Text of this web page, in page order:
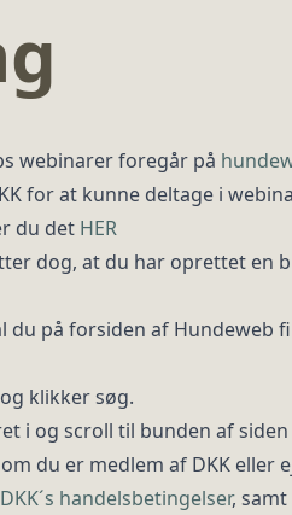
webinarer foregår på
for at kunne deltage i
du det HER
dog, at du har oprettet en
du på forsiden af Hundeweb
klikker søg.
i og scroll til bunden af
du er medlem af DKK eller
DKK´s handelsbetingelser,